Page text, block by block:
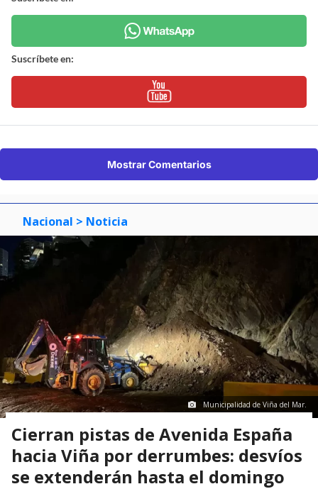
Suscríbete en:
Mostrar Comentarios
Nacional > Noticia
Municipalidad de Viña del Mar.
Cierran pistas de Avenida España
hacia Viña por derrumbes: desvíos
se extenderán hasta el domingo